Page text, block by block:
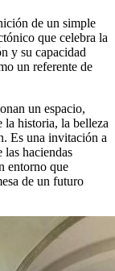
de un simple
que celebra la
y su capacidad
un referente de
un espacio,
la historia, la belleza
Es una invitación a
haciendas
entorno que
de un futuro